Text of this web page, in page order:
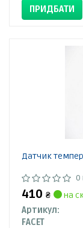
ПРИДБАТИ
Датчик
0
410 ₴
на
Артикул:
FACET